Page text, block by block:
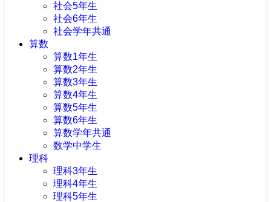
社会5年生
社会6年生
社会学年共通
算数
算数1年生
算数2年生
算数3年生
算数4年生
算数5年生
算数6年生
算数学年共通
数学中学生
理科
理科3年生
理科4年生
理科5年生